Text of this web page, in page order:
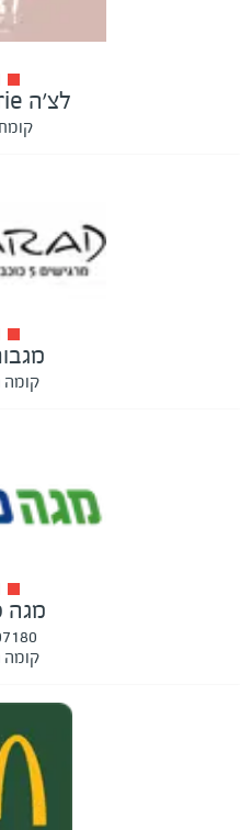
לצ׳ה patisserie
קומה
מגה
קומה